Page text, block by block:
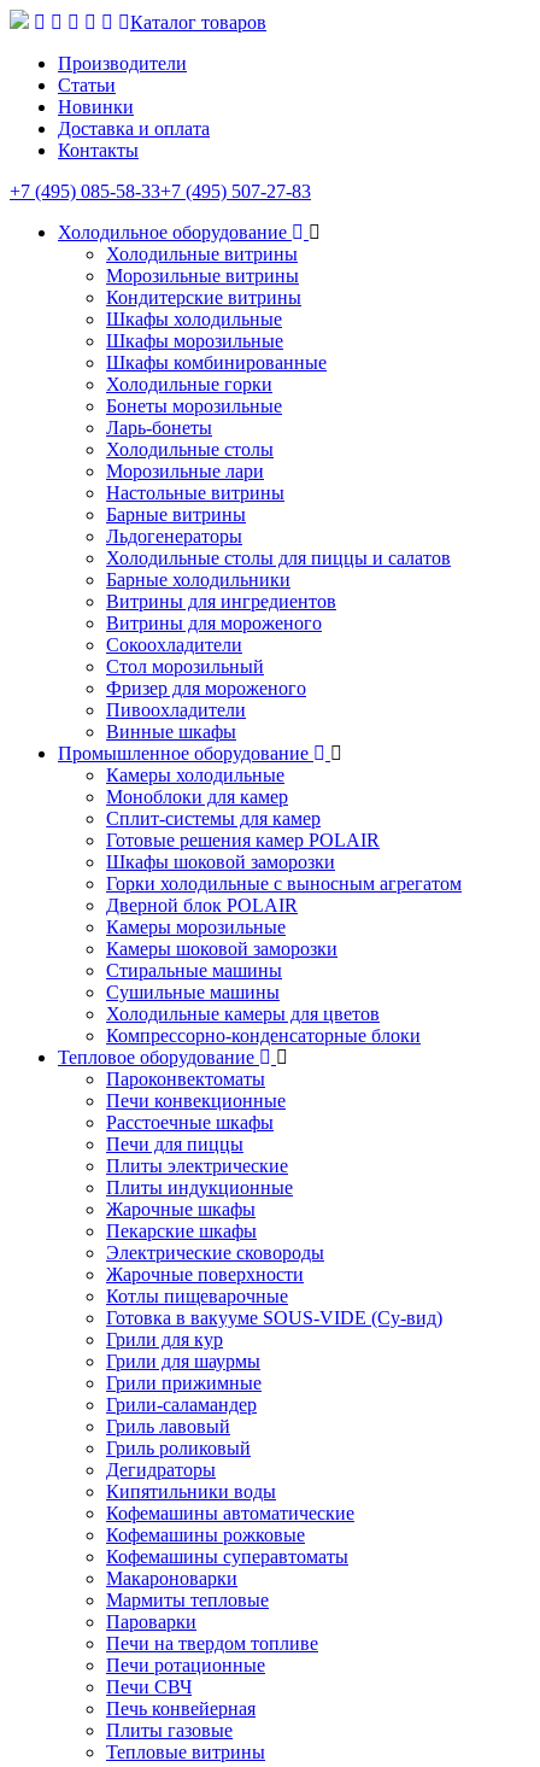
Каталог товаров
Производители
Статьи
Новинки
Доставка и оплата
Контакты
+7 (495) 085-58-33+7 (495) 507-27-83
Холодильное оборудование
Холодильные витрины
Морозильные витрины
Кондитерские витрины
Шкафы холодильные
Шкафы морозильные
Шкафы комбинированные
Холодильные горки
Бонеты морозильные
Ларь-бонеты
Холодильные столы
Морозильные лари
Настольные витрины
Барные витрины
Льдогенераторы
Холодильные столы для пиццы и салатов
Барные холодильники
Витрины для ингредиентов
Витрины для мороженого
Сокоохладители
Стол морозильный
Фризер для мороженого
Пивоохладители
Винные шкафы
Промышленное оборудование
Камеры холодильные
Моноблоки для камер
Сплит-системы для камер
Готовые решения камер POLAIR
Шкафы шоковой заморозки
Горки холодильные с выносным агрегатом
Дверной блок POLAIR
Камеры морозильные
Камеры шоковой заморозки
Стиральные машины
Сушильные машины
Холодильные камеры для цветов
Компрессорно-конденсаторные блоки
Тепловое оборудование
Пароконвектоматы
Печи конвекционные
Расстоечные шкафы
Печи для пиццы
Плиты электрические
Плиты индукционные
Жарочные шкафы
Пекарские шкафы
Электрические сковороды
Жарочные поверхности
Котлы пищеварочные
Готовка в вакууме SOUS-VIDE (Су-вид)
Грили для кур
Грили для шаурмы
Грили прижимные
Грили-саламандер
Гриль лавовый
Гриль роликовый
Дегидраторы
Кипятильники воды
Кофемашины автоматические
Кофемашины рожковые
Кофемашины суперавтоматы
Макароноварки
Мармиты тепловые
Пароварки
Печи на твердом топливе
Печи ротационные
Печи СВЧ
Печь конвейерная
Плиты газовые
Тепловые витрины